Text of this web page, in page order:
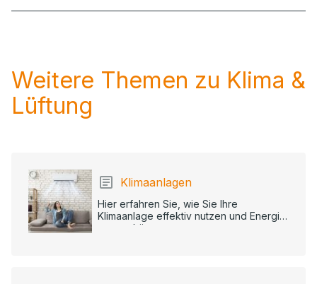
Weitere Themen zu Klima &
Lüftung
Klimaanlagen
Hier erfahren Sie, wie Sie Ihre
Klimaanlage effektiv nutzen und Energie
sparen können.